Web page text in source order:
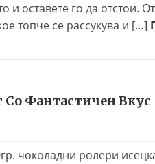
и оставете го да отстои.
топче се рассукува и […]
Со Фантастичен Вкус
чоколадни ролери